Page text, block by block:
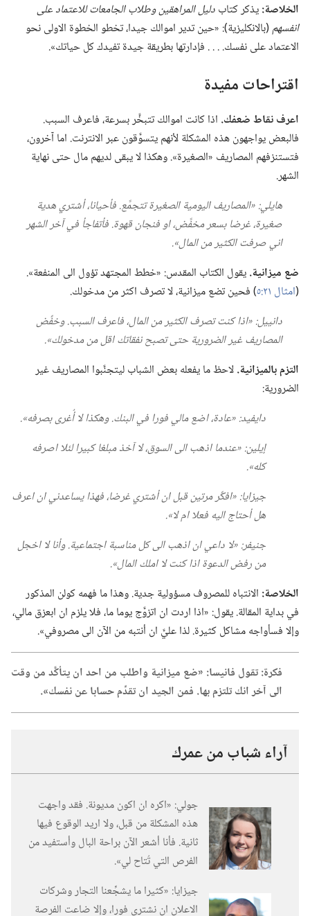
الخلاصة:‏يذكر كتابدليل المراهقين وطلاب الجامعات للاعتماد على
انفسهم(‏بالانكليزية)‏:‏ «حين تدير اموالك جيدا،‏ تخطو الخطوة الاولى نحو
الاعتماد على نفسك.‏ .‏ .‏ .‏ فإدارتها بطريقة جيدة تفيدك كل حياتك».‏
اقتراحات مفيدة
اعرف نقاط ضعفك.‏ اذا كانت اموالك تتبخَّر بسرعة،‏ فاعرف السبب.‏
فالبعض يواجهون هذه المشكلة لأنهم يتسوَّقون عبر الانترنت.‏ اما آخرون،‏
فتستنزفهم المصاريف «الصغيرة».‏ وهكذا لا يبقى لديهم مال حتى نهاية
الشهر.‏
هايلي:‏ «المصاريف اليومية الصغيرة تتجمَّع.‏ فأحيانا،‏ أشتري هدية
صغيرة،‏ غرضا بسعر مخفَّض،‏ او فنجان قهوة.‏ فأتفاجأ في آخر الشهر
اني صرفت الكثير من المال».‏
ضع ميزانية.‏يقول الكتاب المقدس:‏ «خطط المجتهد تؤول الى المنفعة».‏
(‏امثال ٢١:‏٥
‏)‏ فحين تضع ميزانية،‏ لا تصرف اكثر من مدخولك.‏
دانييل:‏ «اذا كنت تصرف الكثير من المال،‏ فاعرف السبب.‏ وخفِّض
المصاريف غير الضرورية حتى تصبح نفقاتك اقل من مدخولك».‏
التزم بالميزانية.‏لاحظ ما يفعله بعض الشباب ليتجنَّبوا المصاريف غير
الضرورية:‏
دايفيد:‏ «عادة،‏ اضع مالي فورا في البنك.‏ وهكذا لا أُغرى بصرفه».‏
إيلين:‏ «عندما اذهب الى السوق،‏ لا آخذ مبلغا كبيرا لئلا اصرفه
كله».‏
جيزايا:‏ «افكِّر مرتين قبل ان أشتري غرضا،‏ فهذا يساعدني ان اعرف
هل أحتاج اليه فعلا ام لا».‏
جنيفر:‏ «لا داعي ان اذهب الى كل مناسبة اجتماعية.‏ وأنا لا اخجل
من رفض الدعوة اذا كنت لا املك المال».‏
الخلاصة:‏ الانتباه للمصروف مسؤولية جدية.‏ وهذا ما فهمه كولن المذكور
في بداية المقالة.‏ يقول:‏ «اذا اردت ان اتزوَّج يوما ما،‏ فلا يلزم ان ابعزق مالي،‏
وإلا فسأواجه مشاكل كثيرة.‏ لذا عليَّ ان أنتبه من الآن الى مصروفي».‏
فكرة:‏ تقول فانيسا:‏ «ضع ميزانية واطلب من احد ان يتأكَّد من وقت
الى آخر انك تلتزم بها.‏ فمن الجيد ان تقدِّم حسابا عن نفسك».‏
آراء شباب من عمرك
جولي:‏ «اكره ان اكون مديونة.‏ فقد واجهت
هذه المشكلة من قبل،‏ ولا اريد الوقوع فيها
ثانية.‏ فأنا أشعر الآن براحة البال وأستفيد من
الفرص التي تُتاح لي».‏
جيزايا:‏ «كثيرا ما يشجِّعنا التجار وشركات
الاعلان ان نشتري فورا،‏ وإلا ضاعت الفرصة